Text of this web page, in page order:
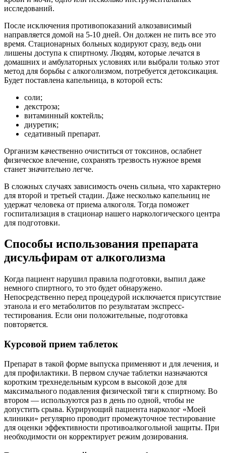
исследований.
После исключения противопоказаний алкозависимый
направляется домой на 5-10 дней. Он должен не пить все это
время. Стационарных больных кодируют сразу, ведь они
лишены доступа к спиртному. Людям, которые лечатся в
домашних и амбулаторных условиях или выбрали только этот
метод для борьбы с алкоголизмом, потребуется детоксикация.
Будет поставлена капельница, в которой есть:
соли;
декстроза;
витаминный коктейль;
диуретик;
седативный препарат.
Организм качественно очиститься от токсинов, ослабнет
физическое влечение, сохранять трезвость нужное время
станет значительно легче.
В сложных случаях зависимость очень сильна, что характерно
для второй и третьей стадии. Даже несколько капельниц не
удержат человека от приема алкоголя. Тогда поможет
госпитализация в стационар нашего наркологического центра
для подготовки.
Способы использования препарата
дисульфирам от алкоголизма
Когда пациент нарушил правила подготовки, выпил даже
немного спиртного, то это будет обнаружено.
Непосредственно перед процедурой исключается присутствие
этанола и его метаболитов по результатам экспресс-
тестирования. Если они положительные, подготовка
повторяется.
Курсовой прием таблеток
Препарат в такой форме выпуска применяют и для лечения, и
для профилактики. В первом случае таблетки назначаются
коротким трехнедельным курсом в высокой дозе для
максимального подавления физической тяги к спиртному. Во
втором — используются раз в день по одной, чтобы не
допустить срыва. Курирующий пациента нарколог «Моей
клиники» регулярно проводит промежуточное тестирование
для оценки эффективности противоалкогольной защиты. При
необходимости он корректирует режим дозирования.